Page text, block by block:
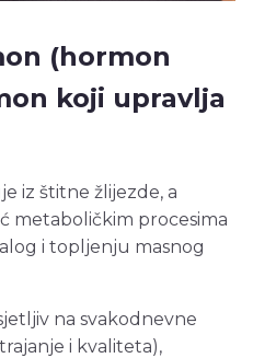
(hormon
koji upravlja
iz štitne žlijezde, a
metaboličkim procesima
i topljenju masnog
na svakodnevne
i kvaliteta),